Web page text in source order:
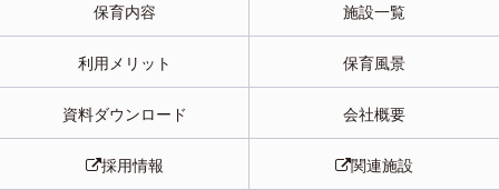
保育内容 施設一覧
利用メリット 保育風景
資料ダウンロード 会社概要
採用情報 関連施設